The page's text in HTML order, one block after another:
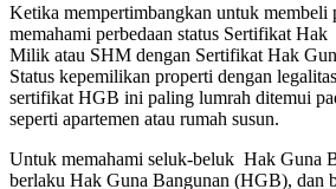
Ketika mempertimbangkan untuk membeli
memahami perbedaan status Sertifikat Hak
Milik atau SHM dengan Sertifikat Hak
Status kepemilikan properti dengan
sertifikat HGB ini paling lumrah ditemui
seperti apartemen atau rumah susun.
Untuk memahami seluk-beluk Hak Guna
berlaku Hak Guna Bangunan (HGB), dan